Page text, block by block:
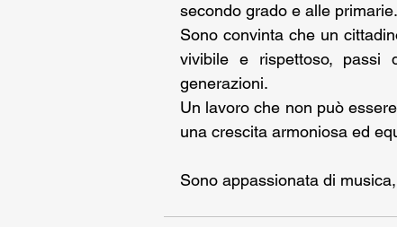
secondo grado e alle primarie.
Sono convinta che un
vivibile e rispettoso, passi
generazioni.
Un lavoro che non può
una crescita armoniosa ed
Sono appassionata di